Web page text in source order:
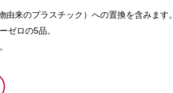
来のプラスチック）への置換を含みます。
ゼロの5品。